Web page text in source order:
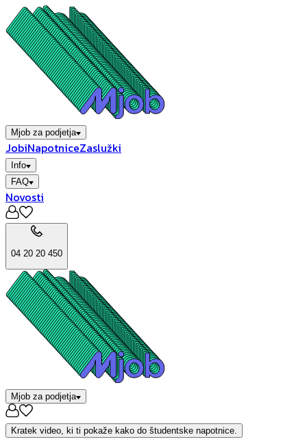
Mjob za podjetja
JobiNapotniceZaslužki
Info
FAQ
Novosti
04 20 20 450
Mjob za podjetja
Kratek video, ki ti pokaže kako do študentske napotnice.